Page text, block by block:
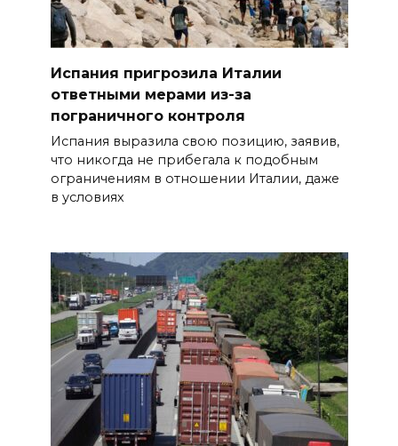
Испания пригрозила Италии
ответными мерами из-за
пограничного контроля
Испания выразила свою позицию, заявив,
что никогда не прибегала к подобным
ограничениям в отношении Италии, даже
в условиях